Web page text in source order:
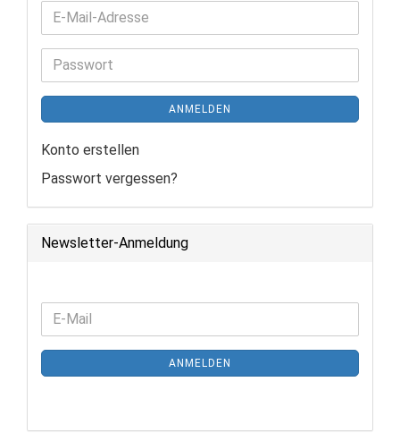
E-
Mail-
Adresse
Passwort
ANMELDEN
Konto erstellen
Passwort vergessen?
Newsletter-Anmeldung
WEITER
NEWSLETTER-
ANMELDUNG
E-
Mail
ANMELDEN